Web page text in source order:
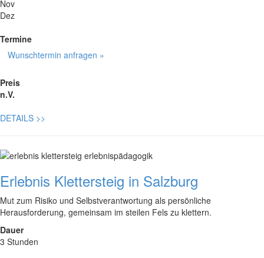
Nov
Dez
Termine
Wunschtermin anfragen »
Preis
n.V.
DETAILS >>
Erlebnis Klettersteig in Salzburg
Mut zum Risiko und Selbstverantwortung als persönliche
Herausforderung, gemeinsam im steilen Fels zu klettern.
Dauer
3 Stunden